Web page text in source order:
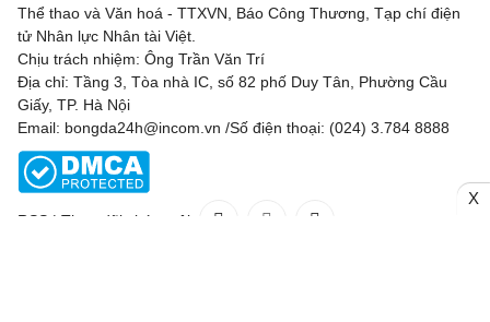
Thể thao và Văn hoá - TTXVN, Báo Công Thương, Tạp chí điện
tử Nhân lực Nhân tài Việt.
Chịu trách nhiệm: Ông Trần Văn Trí
Địa chỉ: Tầng 3, Tòa nhà IC, số 82 phố Duy Tân, Phường Cầu
Giấy, TP. Hà Nội
Email: bongda24h@incom.vn /Số điện thoại: (024) 3.784 8888
RSS | Theo dõi chúng tôi
X